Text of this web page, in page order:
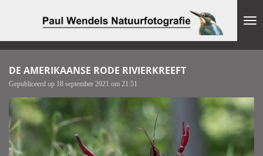
de
DE AMERIKAANSE RODE RIVIERKREEFT
Gepubliceerd op 18 september 2021 om 21:51